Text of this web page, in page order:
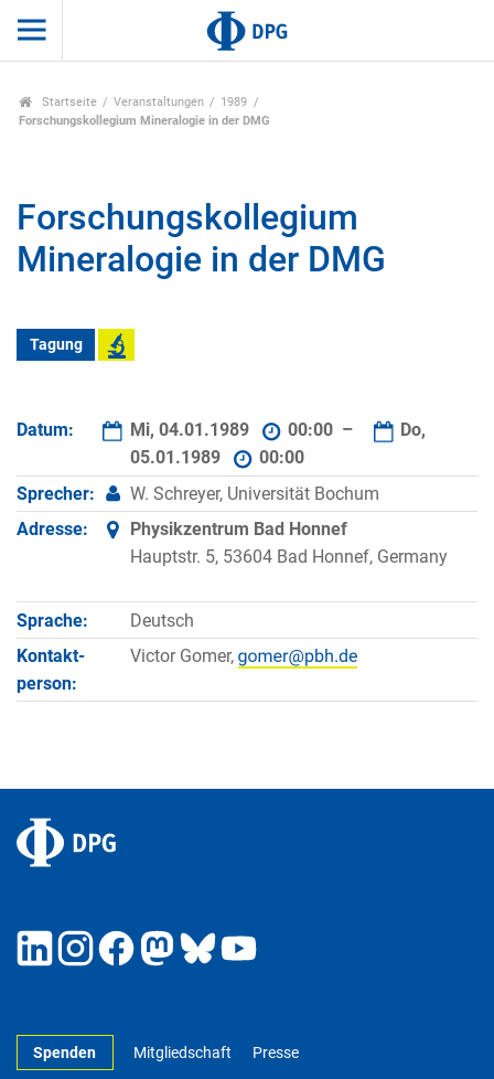
Startseite Veranstaltungen
1989
Forschungskollegium Mineralogie in der DMG
Forschungskollegium
Mineralogie in der DMG
Tagung
Datum: Mi, 04.01.1989 00:00 –
Do,
05.01.1989
00:00
Sprecher:
W. Schreyer, Universität Bochum
Adresse:
Physikzentrum Bad Honnef
Hauptstr. 5, 53604 Bad Honnef, Germany
Sprache:
Deutsch
Kontakt­
person:
Victor Gomer,
Spenden Mitgliedschaft Presse